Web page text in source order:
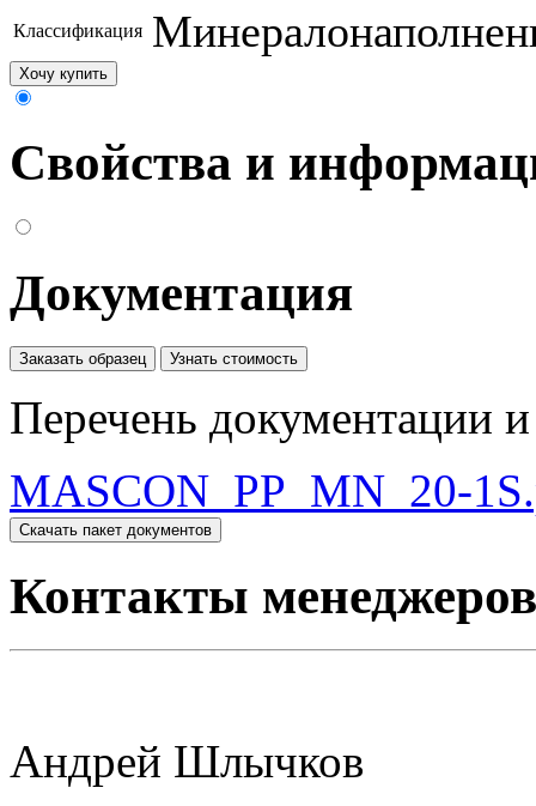
Классификация
Хочу купить
Свойства и
Документация
Заказать образец Узнать стоимость
Перечень документации
MASCON_PP_MN_20-
Скачать пакет документов
Контакты менеджеров
Андрей Шлычков